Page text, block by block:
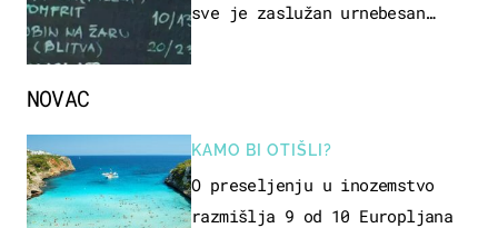
sve je zaslužan urnebesan
NOVAC
KAMO BI OTIŠLI?
O preseljenju u inozemstvo
razmišlja 9 od 10 Europljana